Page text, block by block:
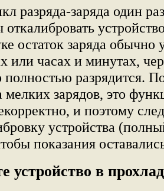
разряда-заряда один
откалибровать
остаток заряда обычно
или часах и минутах,
полностью разрядится.
мелких зарядов, это
и поэтому
устройства
показания
устройство в